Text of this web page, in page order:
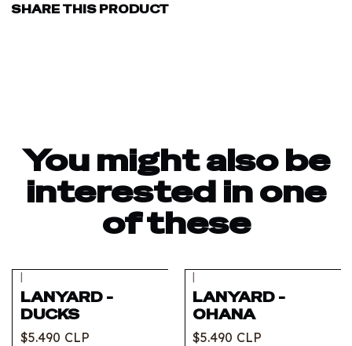
SHARE THIS PRODUCT
You might also be
interested in one
of these
|
LANYARD -
DUCKS
$5.490 CLP
|
LANYARD -
OHANA
$5.490 CLP